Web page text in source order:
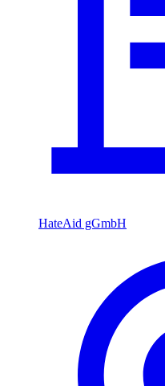
HateAid gGmbH